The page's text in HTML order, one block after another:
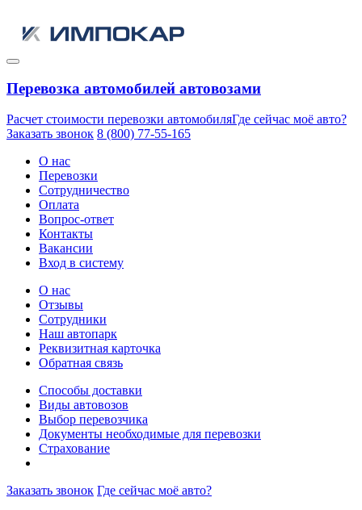
Перевозка автомобилей автовозами
Расчет стоимости перевозки автомобиляГде сейчас моё авто?
Заказать звонок 8 (800) 77-55-165
О нас
Перевозки
Сотрудничество
Оплата
Вопрос-ответ
Контакты
Вакансии
Вход в систему
О нас
Отзывы
Сотрудники
Наш автопарк
Реквизитная карточка
Обратная связь
Способы доставки
Виды автовозов
Выбор перевозчика
Документы необходимые для перевозки
Страхование
Заказать звонок Где сейчас моё авто?